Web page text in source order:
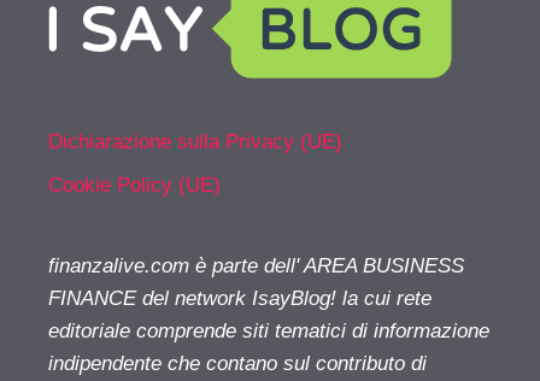
Dichiarazione sulla Privacy (UE)
Cookie Policy (UE)
finanzalive.com è parte dell' AREA BUSINESS
FINANCE del network IsayBlog! la cui rete
editoriale comprende siti tematici di informazione
indipendente che contano sul contributo di